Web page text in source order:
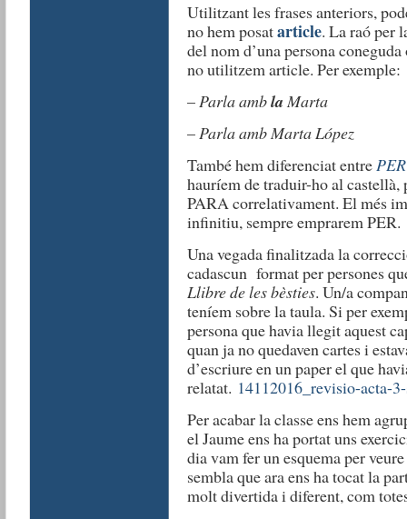
Utilitzant les frases anteriors,
no hem posatarticle. La raó per
del nom d’una persona
no utilitzem article. Per exemple:
–Parla ambla Marta
–Parla amb Marta López
També hem diferenciat entrePER
hauríem de traduir-ho al
PARA correlativament. El més
infinitiu, sempre emprarem PER.
Una vegada finalitzada la
cadascun format per persones
Llibre de les bèsties. Un/a
teníem sobre la taula. Si per
persona que havia llegit aquest
quan ja no quedaven cartes i
d’escriure en un paper el que
relatat. 14112016_revisio-acta-
Per acabar la classe ens hem
el Jaume ens ha portat uns
dia vam fer un esquema per
sembla que ara ens ha tocat la
molt divertida i diferent, com